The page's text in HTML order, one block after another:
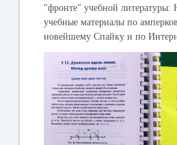
"фронте" учебной литературы:
учебные материалы по
новейшему Спайку и по